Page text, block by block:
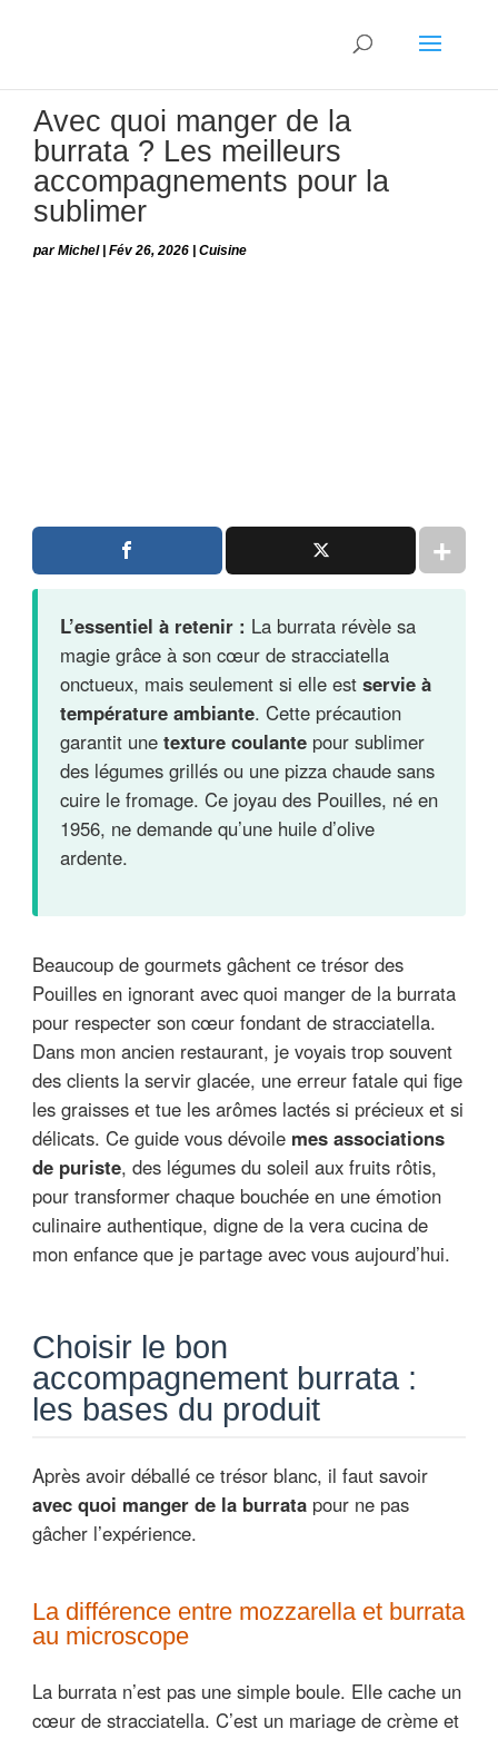
Avec quoi manger de la
burrata ? Les meilleurs
accompagnements pour la
sublimer
parMichel| Fév 26, 2026 Cuisine
L’essentiel à retenir : La burrata révèle sa
magie grâce à son cœur de stracciatella
onctueux, mais seulement si elle est servie à
température ambiante. Cette précaution
garantit une texture coulantepour sublimer
des légumes grillés ou une pizza chaude sans
cuire le fromage. Ce joyau des Pouilles, né en
1956, ne demande qu’une huile d’olive
ardente.
Beaucoup de gourmets gâchent ce trésor des
Pouilles en ignorant avec quoi manger de la burrata
pour respecter son cœur fondant de stracciatella.
Dans mon ancien restaurant, je voyais trop souvent
des clients la servir glacée, une erreur fatale qui fige
les graisses et tue les arômes lactés si précieux et si
délicats. Ce guide vous dévoile mes associations
de puriste, des légumes du soleil aux fruits rôtis,
pour transformer chaque bouchée en une émotion
culinaire authentique, digne de la vera cucina de
mon enfance que je partage avec vous aujourd’hui.
Choisir le bon
accompagnement burrata :
les bases du produit
Après avoir déballé ce trésor blanc, il faut savoir
avec quoi manger de la burratapour ne pas
gâcher l’expérience.
La différence entre mozzarella et burrata
au microscope
La burrata n’est pas une simple boule. Elle cache un
cœur de stracciatella. C’est un mariage de crème et